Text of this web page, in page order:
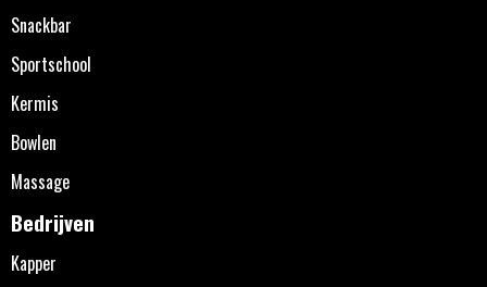
Snackbar
Sportschool
Kermis
Bowlen
Massage
Bedrijven
Kapper